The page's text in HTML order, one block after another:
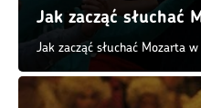
Jak zacząć słuchać
Jak zacząć słuchać Mozarta